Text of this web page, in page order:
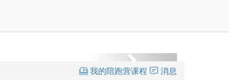
Next
我的陪跑营课程 消息